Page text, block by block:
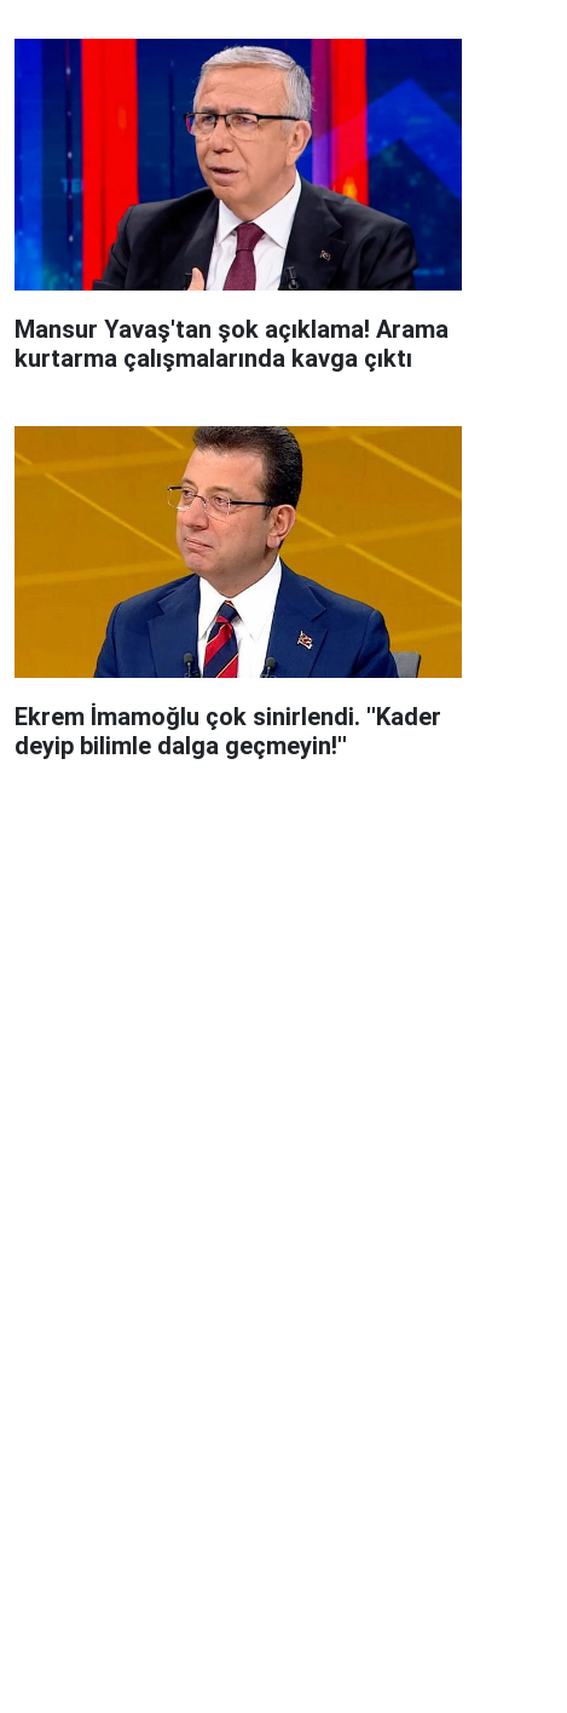
Mansur Yavaş'tan şok açıklama! Arama
kurtarma çalışmalarında kavga çıktı
Ekrem İmamoğlu çok sinirlendi. ''Kader
deyip bilimle dalga geçmeyin!''